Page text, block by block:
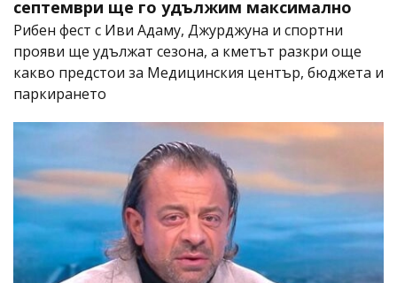
септември ще го удължим максимално
Рибен фест с Иви Адаму, Джурджуна и спортни
прояви ще удължат сезона, а кметът разкри още
какво предстои за Медицинския център, бюджета и
паркирането